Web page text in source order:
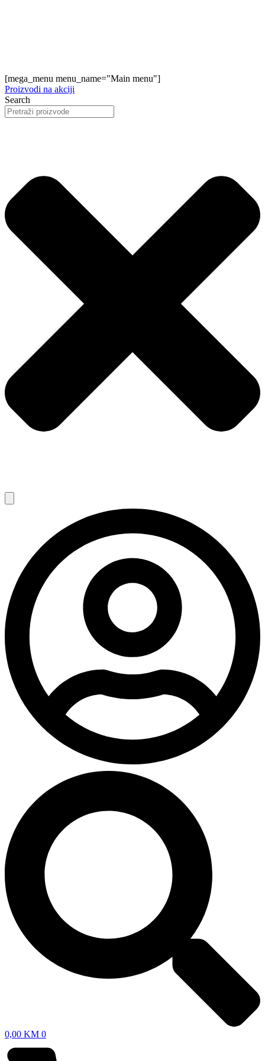
[mega_menu menu_name="Main menu"]
Proizvodi na akciji
Search
0,00 KM 0